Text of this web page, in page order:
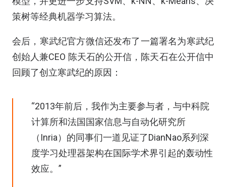
策树等经典机器学习算法。
会后，寒武纪官方微信还发布了一篇署名为寒武纪
创始人兼CEO 陈天石的公开信，陈天石在公开信中
回顾了创立寒武纪的原因：
“2013年前后，我作为主要参与者，与中科院
计算所和法国国家信息与自动化研究所
（Inria）的同事们一道见证了DianNao系列深
度学习处理器架构在国际学术界引起的轰动性
效应。”